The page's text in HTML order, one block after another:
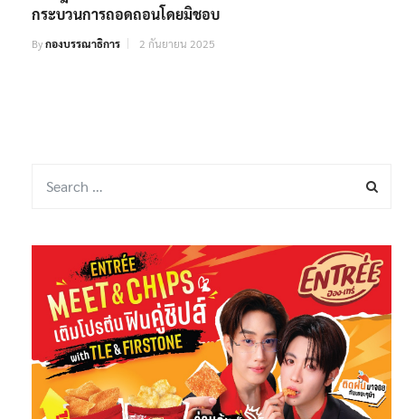
กระบวนการถอดถอนโดยมิชอบ
Byกองบรรณาธิการ 2 กันยายน 2025